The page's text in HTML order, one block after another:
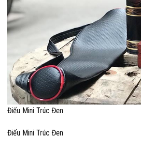
Điếu Mini Trúc Đen
Điếu Mini Trúc Đen